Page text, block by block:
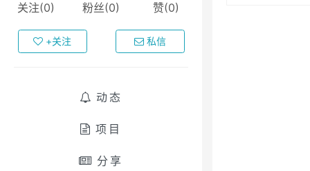
关注(0) 粉丝(0) 赞(0)
+关注 私信
动态
项目
分享